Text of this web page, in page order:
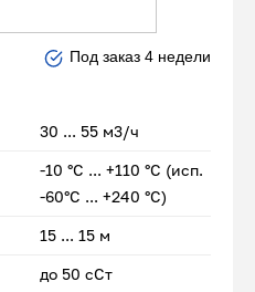
Под заказ 4 недели
30 ... 55 м3/ч
-10 °С ... +110 °С (исп.
-60°С ... +240 °С)
15 ... 15 м
до 50 сСт